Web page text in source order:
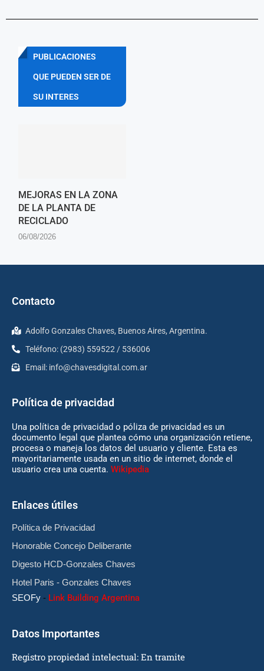
PUBLICACIONES
QUE PUEDEN SER DE
SU INTERES
MEJORAS EN LA ZONA
DE LA PLANTA DE
RECICLADO
06/08/2026
Contacto
Adolfo Gonzales Chaves, Buenos Aires, Argentina.
Teléfono: (2983) 559522 / 536006
Email: info@chavesdigital.com.ar
Política de privacidad
Una política de privacidad o póliza de privacidad es un
documento legal que plantea cómo una organización retiene,
procesa o maneja los datos del usuario y cliente. Esta es
mayoritariamente usada en un sitio de internet, donde el
usuario crea una cuenta. Wikipedia
Enlaces útiles
Política de Privacidad
Honorable Concejo Deliberante
Digesto HCD-Gonzales Chaves
Hotel Paris - Gonzales Chaves
SEOFy - Link Building Argentina
Datos Importantes
Registro propiedad intelectual: En tramite